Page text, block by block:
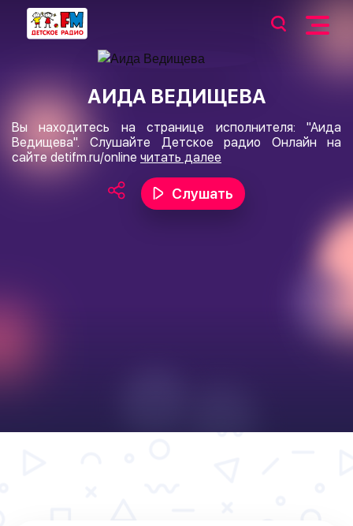
АИДА ВЕДИЩЕВА
Вы находитесь на странице исполнителя: "Аида
Ведищева". Слушайте Детское радио Онлайн на
сайтеdetifm.ru/online читать далее
Слушать